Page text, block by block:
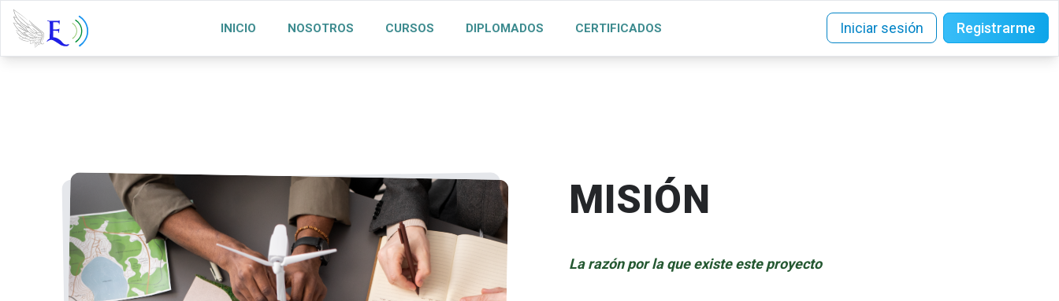
INICIO NOSOTROS CURSOS DIPLOMADOS CERTIFICADOS Iniciar sesión Registrarme
MISIÓN
La razón por la que existe este proyecto